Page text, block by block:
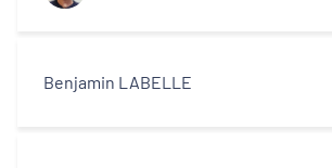
Benjamin LABELLE